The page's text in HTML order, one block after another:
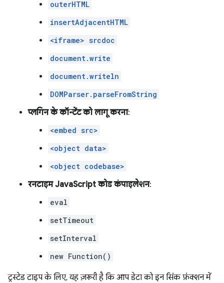
outerHTML
insertAdjacentHTML
<iframe> srcdoc
document.write
document.writeln
DOMParser.parseFromString
प्लगिन के कॉन्टेंट को लागू करना:
<embed src>
<object data>
<object codebase>
रनटाइम JavaScript कोड कंपाइलेशन:
eval
setTimeout
setInterval
new Function()
ट्रस्टेड टाइप के लिए, यह ज़रूरी है कि आप डेटा को इन सिंक फ़ंक्शन में